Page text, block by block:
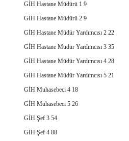
GİH Hastane Müdürü 1 9
GİH Hastane Müdürü 2 9
GİH Hastane Müdür Yardımcısı 2 22
GİH Hastane Müdür Yardımcısı 3 35
GİH Hastane Müdür Yardımcısı 4 28
GİH Hastane Müdür Yardımcısı 5 21
GİH Muhasebeci 4 18
GİH Muhasebeci 5 26
GİH Şef 3 54
GİH Şef 4 88